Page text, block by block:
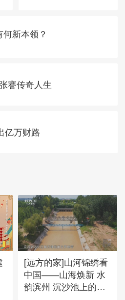
何新本领？
謇传奇人生
亿万财路
[远方的家]山河锦绣看
中国——山海焕新 水
韵滨州 沉沙池上的湿